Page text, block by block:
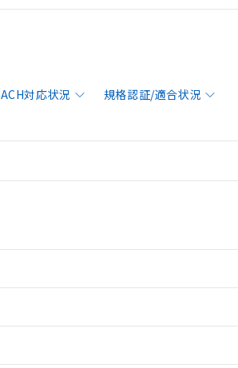
対応状況 規格認証/適合状況